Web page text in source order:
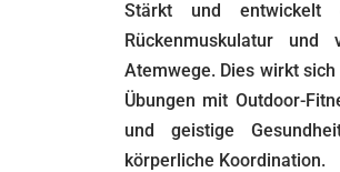
Stärkt und
Rückenmuskulatur
Atemwege. Dies wirkt
Übungen mit Outdoor-
und geistige
körperliche Koordination.